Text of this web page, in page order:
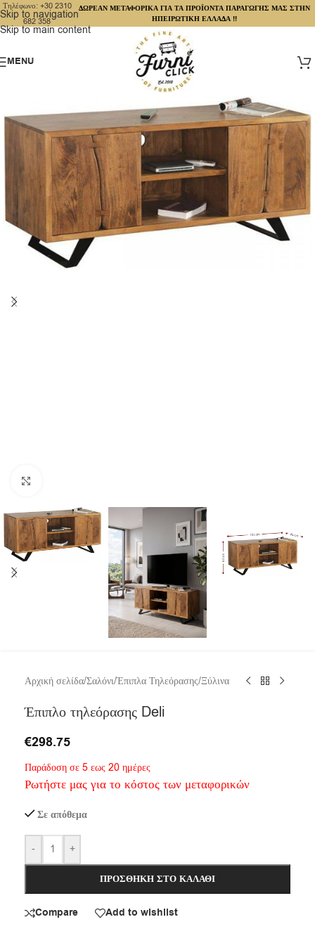
Skip to navigation
Skip to main content
Τηλέφωνο: +30 2310
682 358
ΔΩΡΕΑΝ ΜΕΤΑΦΟΡΙΚΑ ΓΙΑ ΤΑ ΠΡΟΪΟΝΤΑ ΠΑΡΑΓΩΓΗΣ ΜΑΣ ΣΤΗΝ
ΗΠΕΙΡΩΤΙΚΗ ΕΛΛΑΔΑ !!
MENU
Αρχική σελίδα/Σαλόνι/Έπιπλα Τηλεόρασης/Ξύλινα
Έπιπλο τηλεόρασης Deli
€298.75
Παράδοση σε 5 εως 20 ημέρες
Ρωτήστε μας για το κόστος των μεταφορικών
Σε απόθεμα
- +
ΠΡΟΣΘΉΚΗ ΣΤΟ ΚΑΛΆΘΙ
Compare Add to wishlist